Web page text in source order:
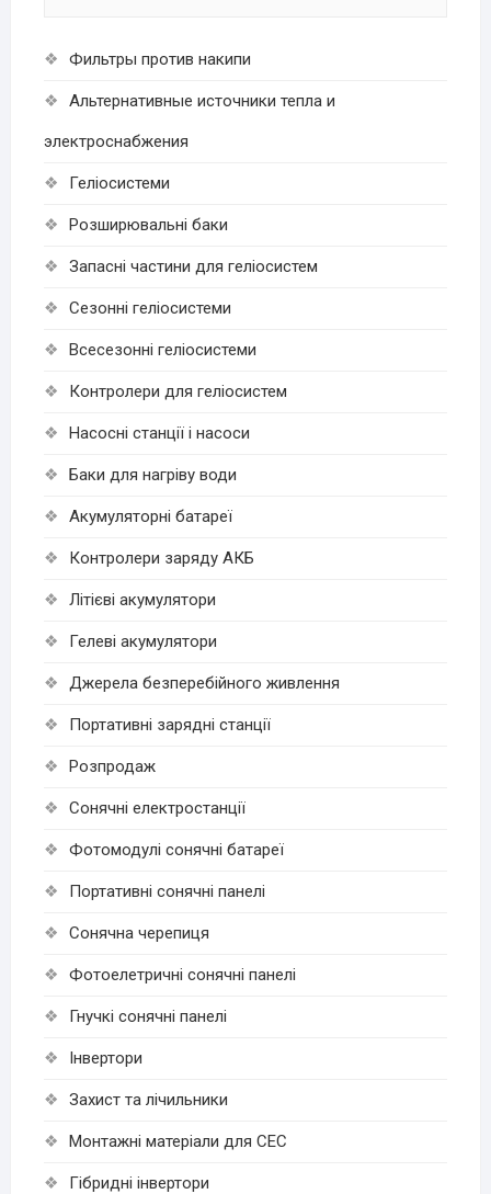
Фильтры против накипи
Альтернативные источники тепла и
электроснабжения
Геліосистеми
Розширювальні баки
Запасні частини для геліосистем
Сезонні геліосистеми
Всесезонні геліосистеми
Контролери для геліосистем
Насосні станції і насоси
Баки для нагріву води
Акумуляторні батареї
Контролери заряду АКБ
Літієві акумулятори
Гелеві акумулятори
Джерела безперебійного живлення
Портативні зарядні станції
Розпродаж
Cонячні електростанції
Фотомодулі сонячні батареї
Портативні сонячні панелі
Сонячна черепиця
Фотоелетричні cонячні панелі
Гнучкі cонячні панелі
Інвертори
Захист та лічильники
Монтажні матеріали для СЕС
Гібридні інвертори